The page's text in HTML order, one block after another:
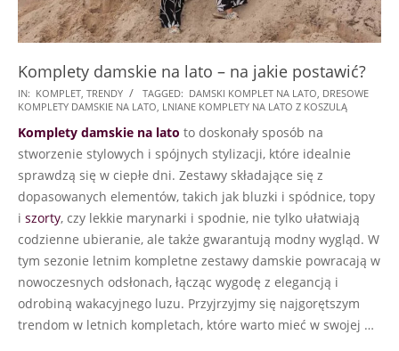
Komplety damskie na lato – na jakie postawić?
2024-
05-
20
IN: KOMPLET TRENDY TAGGED: DAMSKI KOMPLET NA LATO DRESOWE
KOMPLETY DAMSKIE NA LATO LNIANE KOMPLETY NA LATO Z KOSZULĄ
Komplety damskie na lato to doskonały sposób na
stworzenie stylowych i spójnych stylizacji, które idealnie
sprawdzą się w ciepłe dni. Zestawy składające się z
dopasowanych elementów, takich jak bluzki i spódnice, topy
i szorty, czy lekkie marynarki i spodnie, nie tylko ułatwiają
codzienne ubieranie, ale także gwarantują modny wygląd. W
tym sezonie letnim kompletne zestawy damskie powracają w
nowoczesnych odsłonach, łącząc wygodę z elegancją i
odrobiną wakacyjnego luzu. Przyjrzyjmy się najgorętszym
trendom w letnich kompletach, które warto mieć w swojej …